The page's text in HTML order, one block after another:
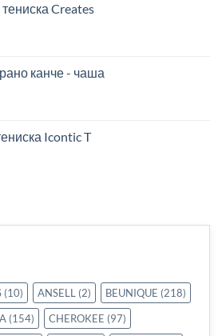
Creates
канче - чаша
Icontic T
(10) ANSELL (2) BEUNIQUE (218)
(154) CHEROKEE (97)